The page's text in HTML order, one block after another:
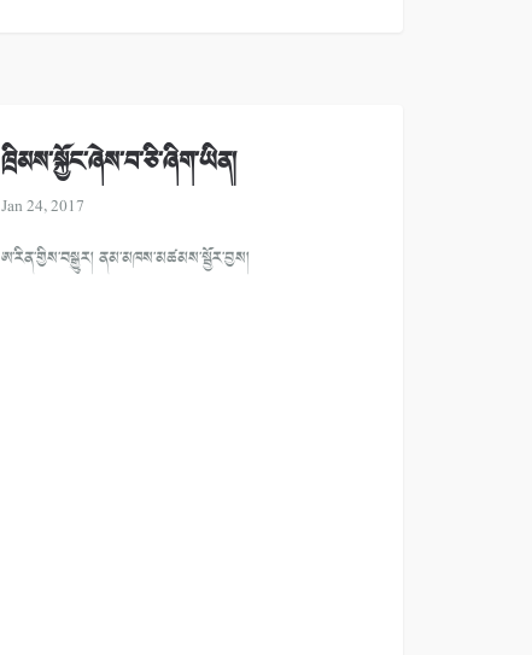
ཁྲིམས་སྐྱོང་ཞེས་བ་ཅི་ཞིག་ཡིན།
Jan 24, 2017
ཨ་རིན་གྱིས་བསྒྱུར། ནམ་མཁས་མཚམས་སྦྱོར་བྱས།